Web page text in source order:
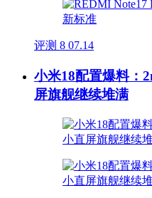
评测 8 07.14
小米18配置爆料：
屏旗舰继续堆满